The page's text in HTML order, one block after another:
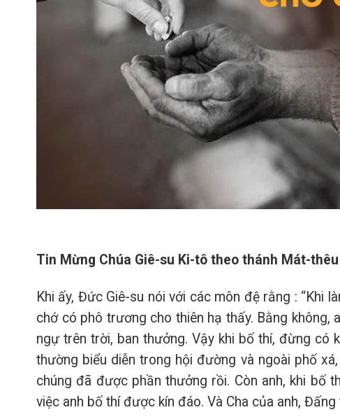
Tin Mừng Chúa Giê-su Ki-tô theo thánh Mát-
Khi ấy, Đức Giê-su nói với các môn đệ rằng : “Khi
chớ có phô trương cho thiên hạ thấy. Bằng không,
ngự trên trời, ban thưởng. Vậy khi bố thí, đừng có
thường biểu diễn trong hội đường và ngoài phố
chúng đã được phần thưởng rồi. Còn anh, khi bố
việc anh bố thí được kín đáo. Và Cha của anh,